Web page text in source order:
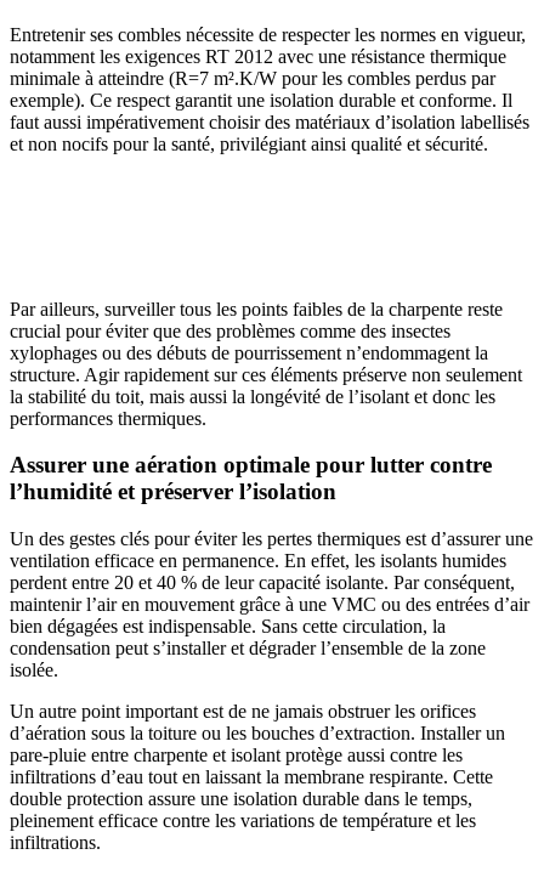
Entretenir ses combles nécessite de respecter les normes en vigueur,
notamment les exigences RT 2012 avec une résistance thermique
minimale à atteindre (R=7 m².K/W pour les combles perdus par
exemple). Ce respect garantit une isolation durable et conforme. Il
faut aussi impérativement choisir des matériaux d’isolation labellisés
et non nocifs pour la santé, privilégiant ainsi qualité et sécurité.
Par ailleurs, surveiller tous les points faibles de la charpente reste
crucial pour éviter que des problèmes comme des insectes
xylophages ou des débuts de pourrissement n’endommagent la
structure. Agir rapidement sur ces éléments préserve non seulement
la stabilité du toit, mais aussi la longévité de l’isolant et donc les
performances thermiques.
Assurer une aération optimale pour lutter contre
l’humidité et préserver l’isolation
Un des gestes clés pour éviter les pertes thermiques est d’assurer une
ventilation efficace en permanence. En effet, les isolants humides
perdent entre 20 et 40 % de leur capacité isolante. Par conséquent,
maintenir l’air en mouvement grâce à une VMC ou des entrées d’air
bien dégagées est indispensable. Sans cette circulation, la
condensation peut s’installer et dégrader l’ensemble de la zone
isolée.
Un autre point important est de ne jamais obstruer les orifices
d’aération sous la toiture ou les bouches d’extraction. Installer un
pare-pluie entre charpente et isolant protège aussi contre les
infiltrations d’eau tout en laissant la membrane respirante. Cette
double protection assure une isolation durable dans le temps,
pleinement efficace contre les variations de température et les
infiltrations.